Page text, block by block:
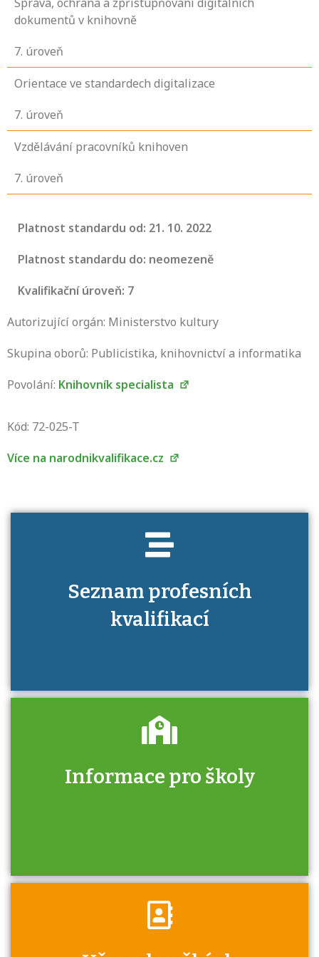
dokumentů v knihovně
7. úroveň
Orientace ve standardech digitalizace
7. úroveň
Vzdělávání pracovníků knihoven
7. úroveň
Platnost standardu od: 21. 10. 2022
Platnost standardu do: neomezeně
Kvalifikační úroveň: 7
Autorizující orgán: Ministerstvo kultury
Skupina oborů: Publicistika, knihovnictví a informatika
Povolání: Knihovník specialista
Kód: 72-025-T
Více na narodnikvalifikace.cz
Seznam profesních
kvalifikací
Víte, jaké dovednosti musíte pro danou
Informace pro školy
Zjistěte, jak se přihlásit ke zkoušce a kde